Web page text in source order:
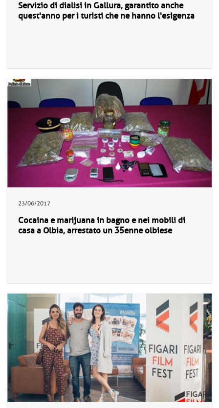
Servizio di dialisi in Gallura, garantito anche
quest'anno per i turisti che ne hanno l'esigenza
23/06/2017
Cocaina e marijuana in bagno e nei mobili di
casa a Olbia, arrestato un 35enne olbiese